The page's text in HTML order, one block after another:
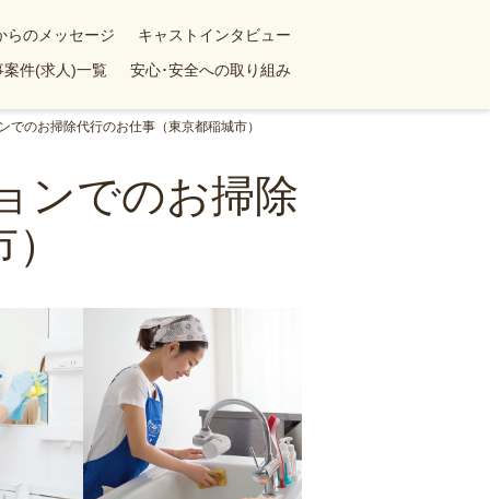
らのメッセージ
キャストインタビュー
案件(求人)一覧 安心･安全への取り組み
のお掃除代行のお仕事（東京都稲城市）
ンでのお掃除